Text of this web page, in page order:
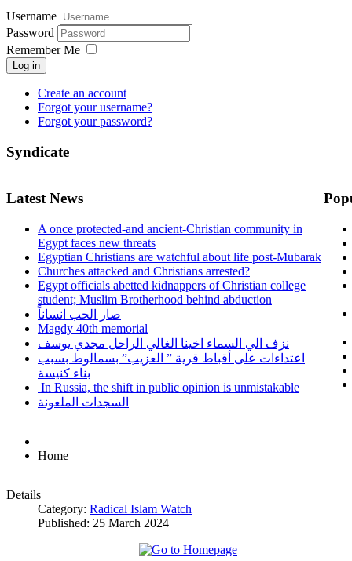
Username
Password
Remember Me
Log in
Create an account
Forgot your username?
Forgot your password?
Syndicate
Latest News
A once protected-and ancient-Christian community in
Egypt faces new threats
Egyptian Christians are watchful about life post-Mubarak
Churches attacked and Christians arrested?
Egypt officials abetted kidnappers of Christian college
student; Muslim Brotherhood behind abduction
صار الحب انساناً
Magdy 40th memorial
نزف الي السماء اخينا الغالي الراحل مجدي يوسف
اعتداءات على أقباط قرية ” العزيب” بسمالوط بسبب
بناء كنيسة
In Russia, the shift in public opinion is unmistakable
السجدات الملعونة
Home
Details
Category: Radical Islam Watch
Published: 25 March 2024